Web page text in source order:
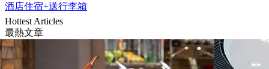
酒店住宿+送行李箱
Hottest Articles
最熱文章